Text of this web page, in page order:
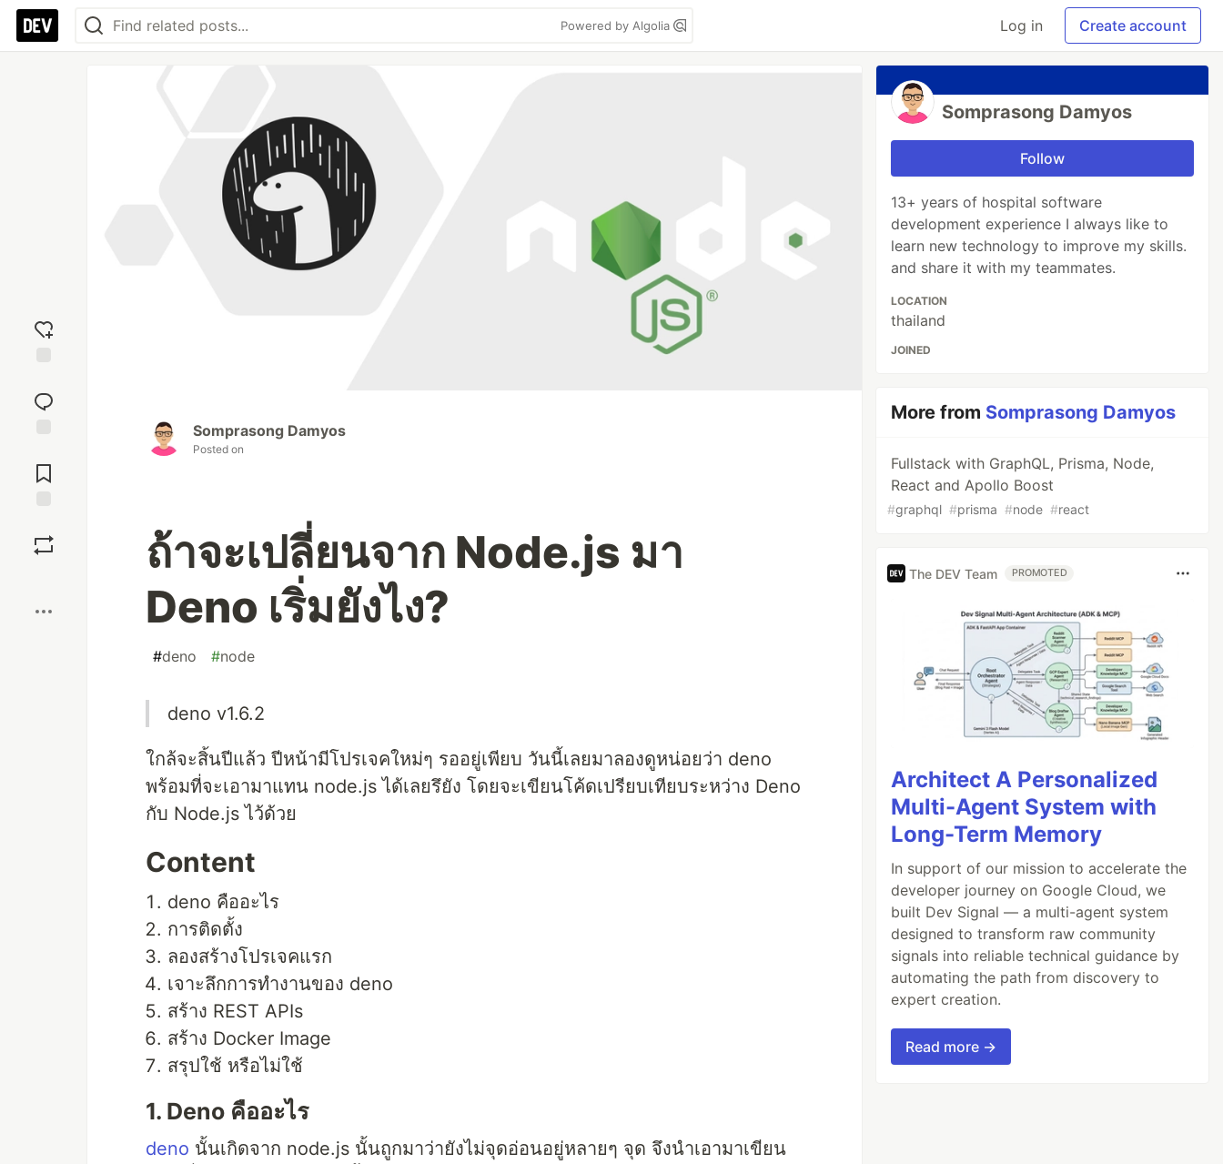
Powered by Algolia Log in Create account
reaction
Comments
Somprasong Damyos
Posted on
ถ้าจะเปลี่ยนจาก Node.js มา
Deno เริ่มยังไง?
#deno #node
deno v1.6.2
ใกล้จะสิ้นปีแล้ว ปีหน้ามีโปรเจคใหม่ๆ รออยู่เพียบ วันนี้เลยมาลองดูหน่อยว่า deno
พร้อมที่จะเอามาแทน node.js ได้เลยรึยัง โดยจะเขียนโค้ดเปรียบเทียบระหว่าง Deno
กับ Node.js ไว้ด้วย
Content
deno คืออะไร
การติดตั้ง
ลองสร้างโปรเจคแรก
เจาะลึกการทำงานของ deno
สร้าง REST APIs
สร้าง Docker Image
สรุปใช้ หรือไม่ใช้
1. Deno คืออะไร
deno นั้นเกิดจาก node.js นั้นถูกมาว่ายังไม่จุดอ่อนอยู่หลายๆ จุด จึงนำเอามาเขียน
Somprasong Damyos
Follow
13+ years of hospital software
development experience I always like to
learn new technology to improve my skills.
and share it with my teammates.
LOCATION
thailand
JOINED
More from Somprasong Damyos
Fullstack with GraphQL, Prisma, Node,
React and Apollo Boost
#graphql #prisma #node #react
The DEV Team PROMOTED
Architect A Personalized
Multi-Agent System with
Long-Term Memory
In support of our mission to accelerate the
developer journey on Google Cloud, we
built Dev Signal — a multi-agent system
designed to transform raw community
signals into reliable technical guidance by
automating the path from discovery to
expert creation.
Read more →